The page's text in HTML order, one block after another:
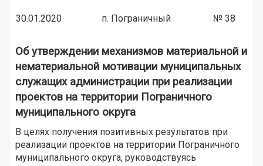
30.01.2020 п. Пограничный № 38
Об утверждении механизмов материальной и
нематериальной мотивации муниципальных
служащих администрации при реализации
проектов на территории Пограничного
муниципального округа
В целях получения позитивных результатов при
реализации проектов на территории Пограничного
муниципального округа, руководствуясь